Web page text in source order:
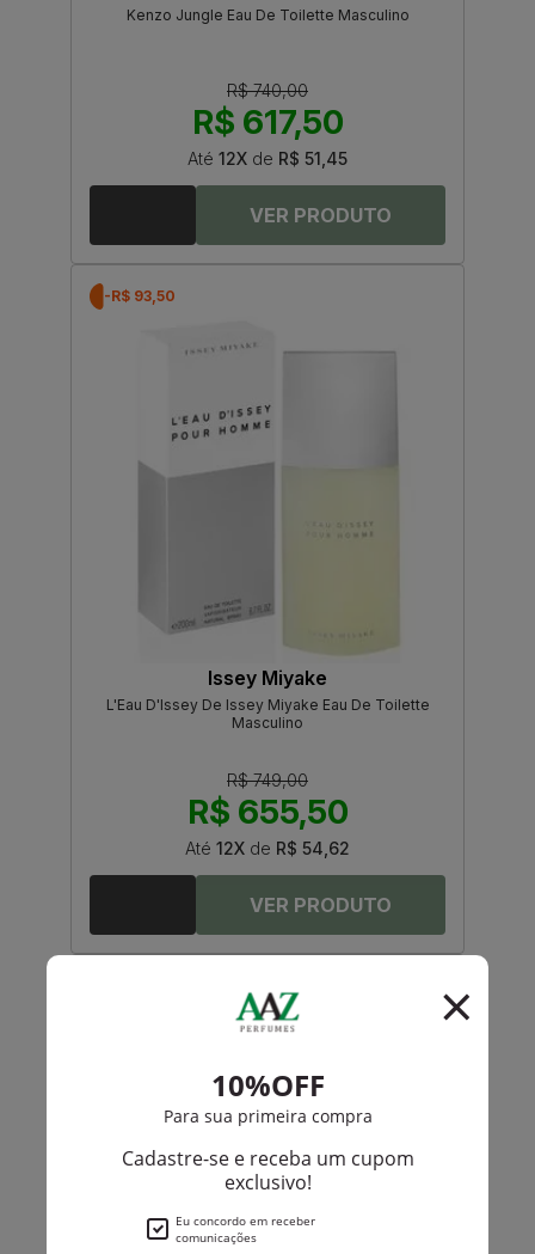
Kenzo Jungle Eau De Toilette Masculino
R$ 740,00
R$ 617,50
Até 12X de R$ 51,45
-R$ 93,50
Issey Miyake
L'Eau D'Issey De Issey Miyake Eau De Toilette
Masculino
R$ 749,00
R$ 655,50
Até 12X de R$ 54,62
Kenzo
R$ 630,00
R$ 569,05